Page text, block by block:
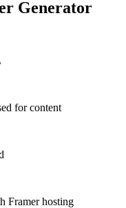
Generator
for content
Framer hosting